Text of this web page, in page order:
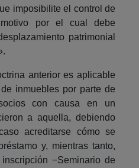
imposibilite el control de
por el cual debe
patrimonial
anterior es aplicable
inmuebles por parte de
con causa en un
a aquella, debiendo
acreditarse cómo se
y, mientras tanto,
−Seminario de